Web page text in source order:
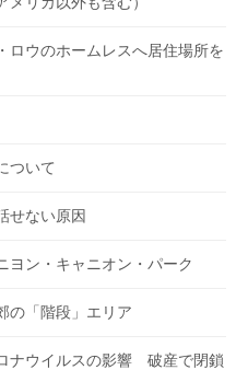
ロウのホームレスへ居住場所を
ついて
せない原因
ン・キャニオン・パーク
「階段」エリア
ナウイルスの影響 破産で閉鎖